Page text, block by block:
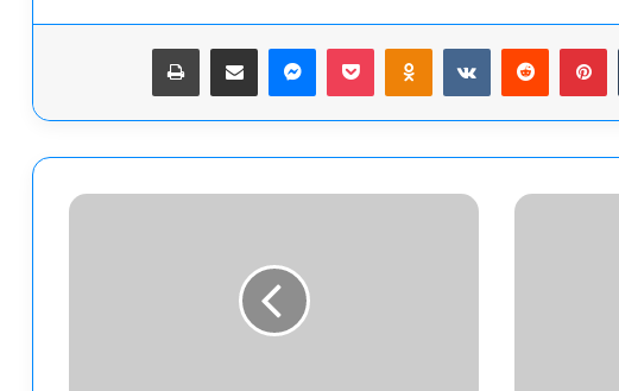
بينتيريست Odnoklassniki
‫Pocketماسنجرمشاركة عبر البريد طباعة
"تدمير